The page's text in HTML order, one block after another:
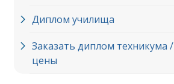
Диплом училища
Заказать диплом техникума /
цены